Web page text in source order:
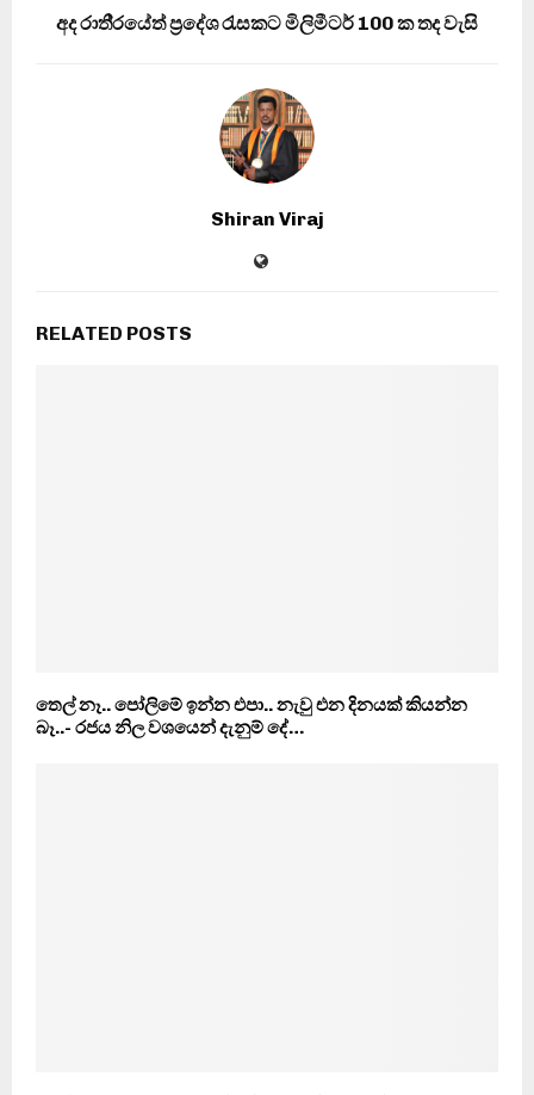
අද රාති‍්‍රයේත් ප‍්‍රදේශ රැසකට මිලිමීටර් 100 ක තද වැසි
Shiran Viraj
RELATED POSTS
තෙල් නෑ.. පෝලිමේ ඉන්න එපා.. නැවු එන දිනයක් කියන්න
බෑ..- රජය නිල වශයෙන් දැනුම් දේ…